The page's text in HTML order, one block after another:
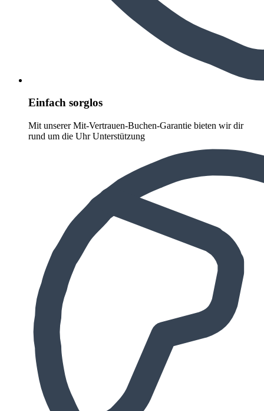
Einfach sorglos
Mit unserer Mit-Vertrauen-Buchen-Garantie bieten wir dir
rund um die Uhr Unterstützung